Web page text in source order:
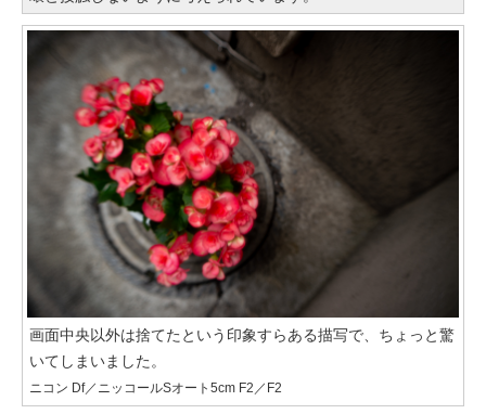
画面中央以外は捨てたという印象すらある描写で、ちょっと驚
いてしまいました。
ニコン Df／ニッコールSオート5cm F2／F2